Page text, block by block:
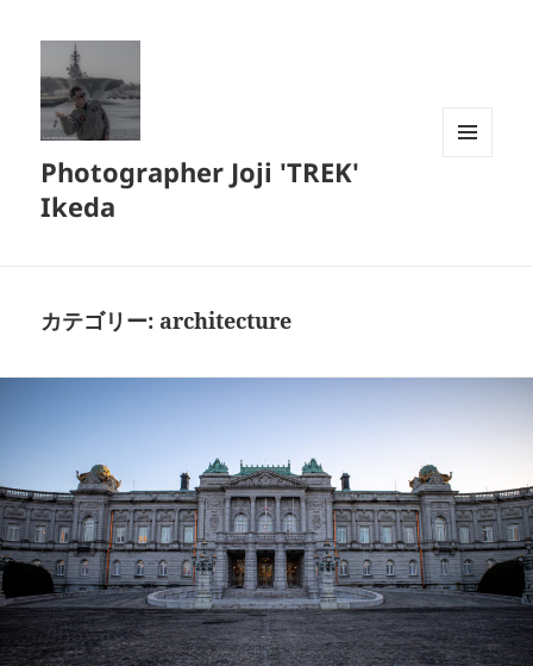
Photographer Joji 'TREK'
Ikeda
カテゴリー: architecture